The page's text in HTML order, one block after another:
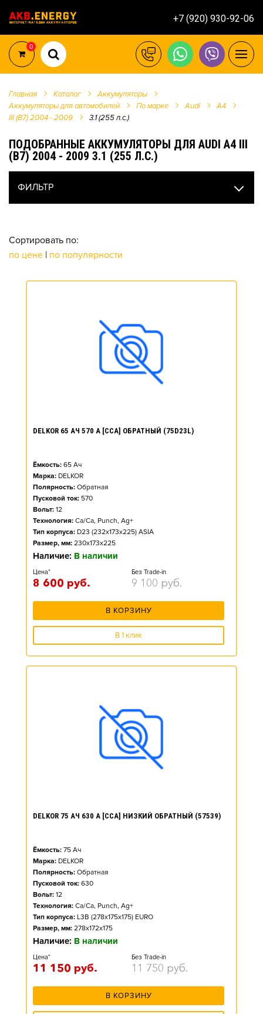
+7 (920) 930-92-06
0
Главная Каталог
Аккумуляторы
Аккумуляторы для автомобилей
По марке Audi
A4
III (B7) 2004 - 2009
3.1 (255 л.с.)
ПОДОБРАННЫЕ АККУМУЛЯТОРЫ ДЛЯ AUDI A4 III
(B7) 2004 - 2009 3.1 (255 Л.С.)
ФИЛЬТР
Сортировать по:
по цене | по популярности
DELKOR 65 АЧ 570 А [CCA] ОБРАТНЫЙ (75D23L)
Ёмкость: 65 Ач
Марка: DELKOR
Полярность: Обратная
Пусковой ток: 570
Вольт: 12
Технология: Ca/Ca, Punch, Ag+
Тип корпуса: D23 (232x173x225) ASIA
Размер, мм: 230x173x225
Наличие: В наличии
Цена*
8 600 руб.
Без Trade-in
9 100 руб.
В КОРЗИНУ
В 1 клик
DELKOR 75 АЧ 630 А [CCA] НИЗКИЙ ОБРАТНЫЙ (57539)
Ёмкость: 75 Ач
Марка: DELKOR
Полярность: Обратная
Пусковой ток: 630
Вольт: 12
Технология: Ca/Ca, Punch, Ag+
Тип корпуса: L3B (278x175x175) EURO
Размер, мм: 278x172x175
Наличие: В наличии
Цена*
11 150 руб.
Без Trade-in
11 750 руб.
В КОРЗИНУ